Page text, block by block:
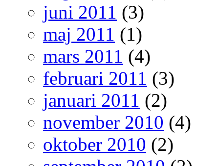
juni 2011 (3)
maj 2011 (1)
mars 2011 (4)
februari 2011 (3)
januari 2011 (2)
november 2010 (4)
oktober 2010 (2)